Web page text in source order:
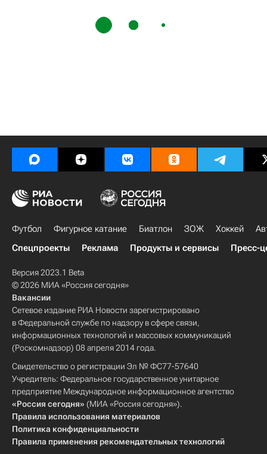
Футбол Фигурное катание Биатлон ЗОЖ Хоккей
Спецпроекты
Реклама Продукты и сервисы Пресс-
Версия 2023.1 Beta
© 2026 МИА «Россия сегодня»
Вакансии
Сетевое издание РИА Новости зарегистрировано
в Федеральной службе по надзору в сфере связи,
информационных технологий и массовых коммуникаций
(Роскомнадзор) 08 апреля 2014 года.
Свидетельство о регистрации Эл № ФС77-57640
Учредитель: Федеральное государственное унитарное
предприятие Международное информационное агентство
«Россия сегодня» (МИА «Россия сегодня»).
Правила использования материалов
Политика конфиденциальности
Правила применения рекомендательных технологий